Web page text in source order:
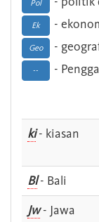
Pol
Ek -
Geo -
-- -
ki- kiasan
Bl- Bali
Jw- Jawa